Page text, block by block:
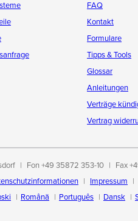
FAQ
Kontakt
Formulare
Tipps & Tools
Glossar
Anleitungen
Verträge
Vertrag
Fon +49 35872 353-10
Fax
Impressum
Română Português Dansk